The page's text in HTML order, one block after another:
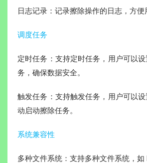
日志记录：记录擦除操作的日志，方便
调度任务
定时任务：支持定时任务，用户可以
务，确保数据安全。
触发任务：支持触发任务，用户可以
动启动擦除任务。
系统兼容性
多种文件系统：支持多种文件系统，如